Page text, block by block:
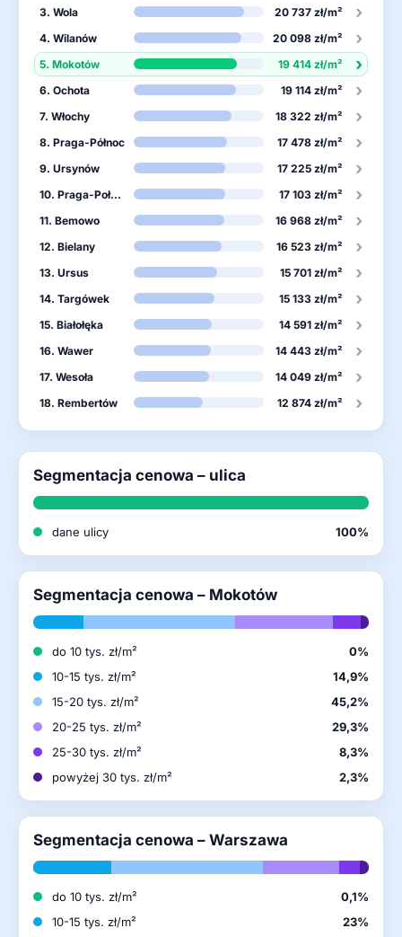
3. Wola 20 737 zł/m² ›
4. Wilanów 20 098 zł/m² ›
5. Mokotów 19 414 zł/m² ›
6. Ochota 19 114 zł/m² ›
7. Włochy 18 322 zł/m² ›
8. Praga-Północ 17 478 zł/m² ›
9. Ursynów 17 225 zł/m² ›
10. Praga-Południe 17 103 zł/m² ›
11. Bemowo 16 968 zł/m² ›
12. Bielany 16 523 zł/m² ›
13. Ursus 15 701 zł/m² ›
14. Targówek 15 133 zł/m² ›
15. Białołęka 14 591 zł/m² ›
16. Wawer 14 443 zł/m² ›
17. Wesoła 14 049 zł/m² ›
18. Rembertów 12 874 zł/m² ›
Segmentacja cenowa – ulica
dane ulicy 100%
Segmentacja cenowa – Mokotów
do 10 tys. zł/m²
0%
10-15 tys. zł/m²
14,9%
15-20 tys. zł/m²
45,2%
20-25 tys. zł/m²
29,3%
25-30 tys. zł/m²
8,3%
powyżej 30 tys. zł/m²
2,3%
Segmentacja cenowa – Warszawa
do 10 tys. zł/m²
0,1%
10-15 tys. zł/m²
23%